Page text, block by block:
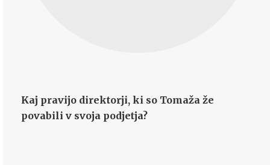
Kaj pravijo direktorji, ki so Tomaža že
povabili v svoja podjetja?